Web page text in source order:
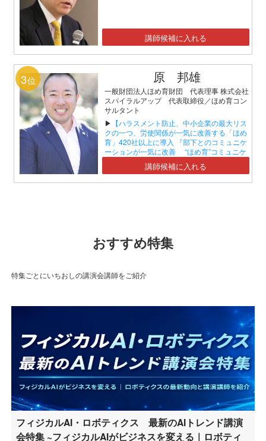
講師候補に入れる
3位 原 邦雄
一般財団法人ほめ育財団 代表理事 株式会社
スパイラルアップ 代表取締役／ほめ育コン
サルタント
▶ 【ハラスメント防止、中小企業の最大リス
クの一つ、労使関係が一気に改善する「ほめ
育」420社以上に導入 『部下とのコミュニケ
ーションが一気に改善 “ほめ育”コミュニケ
ーションセミナー』】講師候補に入れる
おすすめ特集
特集ごとにいちおしの講演会講師をご紹介
フィジカルAI・ロボティクス 最新のAIトレンド講演
会特集 ~フィジカルAIがビジネスを変える｜ロボティ